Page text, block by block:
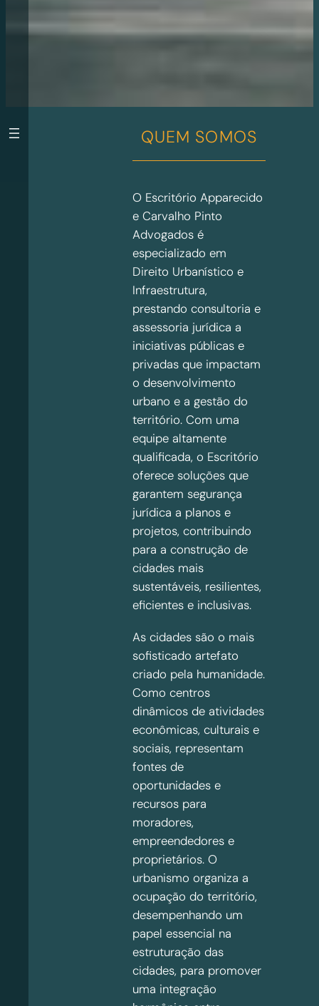
QUEM SOMOS
O Escritório Apparecido
e Carvalho Pinto
Advogados é
especializado em
Direito Urbanístico e
Infraestrutura,
prestando consultoria e
assessoria jurídica a
iniciativas públicas e
privadas que impactam
o desenvolvimento
urbano e a gestão do
território. Com uma
equipe altamente
qualificada, o Escritório
oferece soluções que
garantem segurança
jurídica a planos e
projetos, contribuindo
para a construção de
cidades mais
sustentáveis, resilientes,
eficientes e inclusivas.
As cidades são o mais
sofisticado artefato
criado pela humanidade.
Como centros
dinâmicos de atividades
econômicas, culturais e
sociais, representam
fontes de
oportunidades e
recursos para
moradores,
empreendedores e
proprietários. O
urbanismo organiza a
ocupação do território,
desempenhando um
papel essencial na
estruturação das
cidades, para promover
uma integração